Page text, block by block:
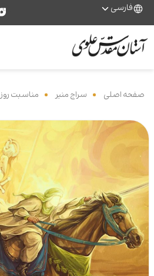
فارسی
صفحه اصلی سراج منیر مناسبت روز